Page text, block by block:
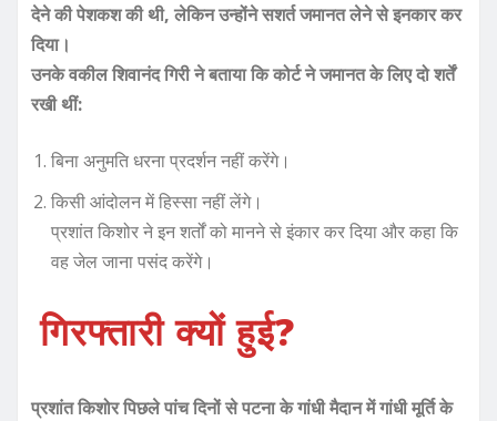
देने की पेशकश की थी, लेकिन उन्होंने सशर्त जमानत लेने से इनकार कर
दिया।
उनके वकील शिवानंद गिरी ने बताया कि कोर्ट ने जमानत के लिए दो शर्तें
रखी थीं:
बिना अनुमति धरना प्रदर्शन नहीं करेंगे।
किसी आंदोलन में हिस्सा नहीं लेंगे।
प्रशांत किशोर ने इन शर्तों को मानने से इंकार कर दिया और कहा कि
वह जेल जाना पसंद करेंगे।
गिरफ्तारी क्यों हुई?
प्रशांत किशोर पिछले पांच दिनों से पटना के गांधी मैदान में गांधी मूर्ति के